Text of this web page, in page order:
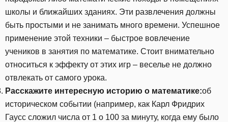
школы и ближайших зданиях. Эти развлечения должны
быть простыми и не занимать много времени. Успешное
применение этой техники – быстрое вовлечение
учеников в занятия по математике. Стоит внимательно
относиться к эффекту от этих игр – веселье не должно
отвлекать от самого урока.
Расскажите интересную историю о математике:об
историческом событии (например, как Карл Фридрих
Гаусс сложил числа от 1 о 100 за минуту, когда ему было